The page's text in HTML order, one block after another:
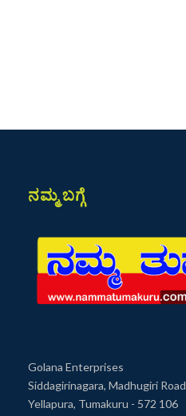
ನಮ್ಮ ಬಗ್ಗೆ
Golana Enterprises
Siddagirinagara, Madhugiri Road
Yellapura, Tumakuru - 572 106